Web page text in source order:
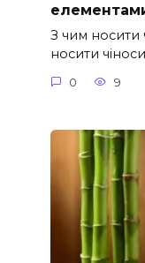
З чим носити
носити чіноси
0 9